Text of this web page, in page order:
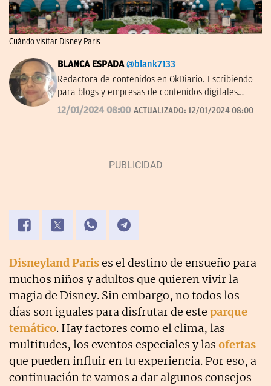
Cuándo visitar Disney Paris
BLANCA ESPADA @blank7133
Redactora de contenidos en OkDiario. Escribiendo
para blogs y empresas de contenidos digitales
desde 2007.
12/01/2024 08:00 ACTUALIZADO: 12/01/2024 08:00
Disneyland Parises el destino de ensueño para
muchos niños y adultos que quieren vivir la
magia de Disney. Sin embargo, no todos los
días son iguales para disfrutar de este parque
temático. Hay factores como el clima, las
multitudes, los eventos especiales y las ofertas
que pueden influir en tu experiencia. Por eso, a
continuación te vamos a dar algunos consejos